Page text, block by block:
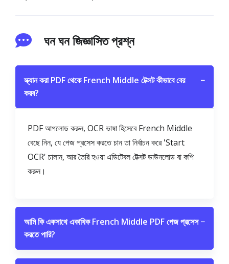
ঘন ঘন জিজ্ঞাসিত প্রশ্ন
স্ক্যান করা PDF থেকে French Middle টেক্সট কীভাবে বের
করব?
−
PDF আপলোড করুন, OCR ভাষা হিসেবে French Middle
বেছে নিন, যে পেজ প্রসেস করতে চান তা নির্বাচন করে 'Start
OCR' চালান, আর তৈরি হওয়া এডিটেবল টেক্সট ডাউনলোড বা কপি
করুন।
আমি কি একসাথে একাধিক French Middle PDF পেজ প্রসেস
করতে পারি?
−